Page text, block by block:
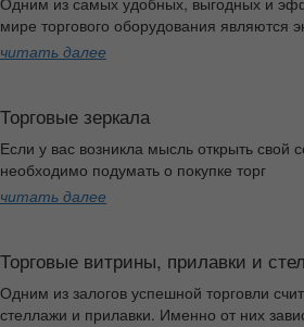
мире торгового оборудования являются
читать далее
Торговые зеркала
Если у вас возникла мысль открыть свой
необходимо подумать о покупке торг
читать далее
Торговые витрины, прилавки и
Одним из залогов успешной торговли
стеллажи и прилавки. Именно от них